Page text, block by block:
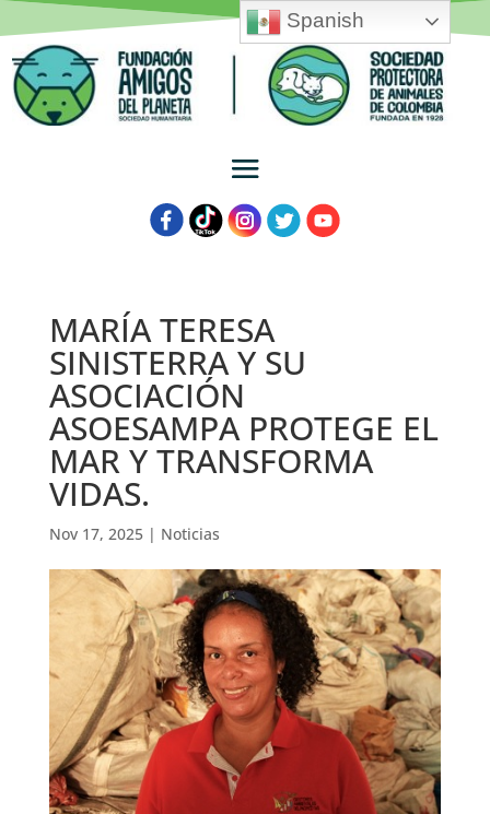
MARÍA TERESA
SINISTERRA Y SU
ASOCIACIÓN
ASOESAMPA PROTEGE EL
MAR Y TRANSFORMA
VIDAS.
Nov 17, 2025| Noticias
Spanish